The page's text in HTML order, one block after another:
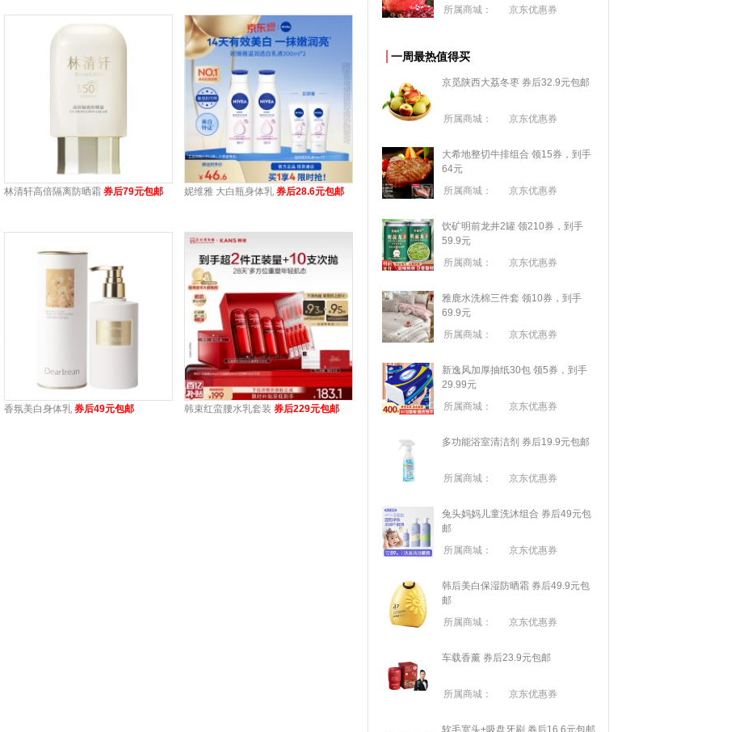
林清轩高倍隔离防晒霜 券后79元包邮 妮维雅 大白瓶身体乳 券后28.6元包邮
香氛美白身体乳 券后49元包邮 韩束红蛮腰水乳套装 券后229元包邮
所属商城：
京东优惠券
一周最热值得买
京觅陕西大荔冬枣 券后32.9元包邮
所属商城： 京东优惠券
大希地整切牛排组合 领15券，到手
64元
所属商城：
京东优惠券
饮矿明前龙井2罐 领210券，到手
59.9元
所属商城：
京东优惠券
雅鹿水洗棉三件套 领10券，到手
69.9元
所属商城：
京东优惠券
新逸风加厚抽纸30包 领5券，到手
29.99元
所属商城：
京东优惠券
多功能浴室清洁剂 券后19.9元包邮
所属商城： 京东优惠券
兔头妈妈儿童洗沐组合 券后49元包
邮
所属商城：
京东优惠券
韩后美白保湿防晒霜 券后49.9元包
邮
所属商城：
京东优惠券
车载香薰 券后23.9元包邮
所属商城： 京东优惠券
软毛宽头+吸盘牙刷 券后16.6元包邮